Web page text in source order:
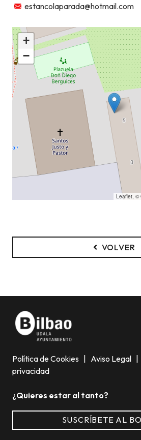
estancolaparada@hotmail.com
+
−
Leaflet, ©
VOLVER
Política de Cookies Aviso Legal
privacidad
¿Quieres estar al tanto?
SUSCRÍBETE AL